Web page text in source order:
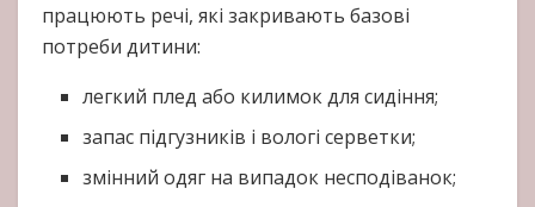
працюють речі, які закривають базові
потреби дитини:
легкий плед або килимок для сидіння;
запас підгузників і вологі серветки;
змінний одяг на випадок несподіванок;